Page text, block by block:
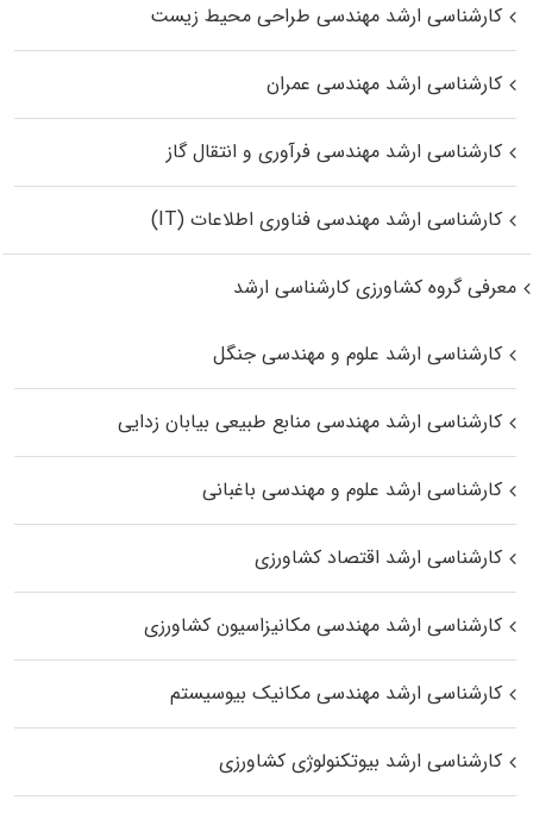
کارشناسی ارشد مهندسی طراحی محیط زیست
کارشناسی ارشد مهندسی عمران
کارشناسی ارشد مهندسی فرآوری و انتقال گاز
کارشناسی ارشد مهندسی فناوری اطلاعات (IT)
معرفی گروه کشاورزی کارشناسی ارشد
کارشناسی ارشد علوم و مهندسی جنگل
کارشناسی ارشد مهندسی منابع طبیعی بیابان زدایی
کارشناسی ارشد علوم و مهندسی باغبانی
کارشناسی ارشد اقتصاد کشاورزی
کارشناسی ارشد مهندسی مکانیزاسیون کشاورزی
کارشناسی ارشد مهندسی مکانیک بیوسیستم
کارشناسی ارشد بیوتکنولوژی کشاورزی